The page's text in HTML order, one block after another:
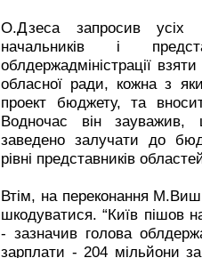
О.Дзеса запросив усіх
начальників і
облдержадміністрації
обласної ради, кожна з
проект бюджету, та
Водночас він
заведено залучати до
рівні представників
Втім, на переконання
шкодуватися. “Київ пішов
- зазначив голова
зарплати - 204 мільйони